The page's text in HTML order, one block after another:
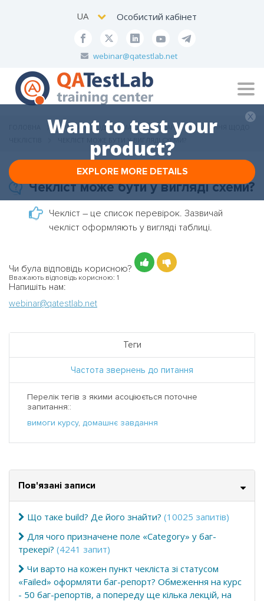
webinar@qatestlab.net
UA Особистий кабінет
Want to test your
product?
EXPLORE MORE DETAILS
ПИТАННЯ ЩОДО ДОМАШНІХ ЗАВДАНЬ
ПИТАННЯ ЩОДО
ЧЕКЛІСТ МОЖЕ БУТИ У ВИГЛЯДІ СХЕМИ?
Чекліст може бути у вигляді схеми?
Чекліст – це список перевірок. Зазвичай
чекліст оформляють у вигляді таблиці.
Чи була відповідь корисною?
Вважають відповідь корисною: 1
Напишіть нам:
webinar@qatestlab.net
Теги
Частота звернень до питання
Перелік тегів з якими асоціюється поточне
запитання::
вимоги курсу, домашнє завдання
Пов'язані записи
Що таке build? Де його знайти? (10025 запитів)
Для чого призначене поле «Category» у баг-
трекері? (4241 запит)
Чи варто на кожен пункт чекліста зі статусом
«Failed» оформляти баг-репорт? Обмеження на курс
- 50 баг-репортів, а попереду ще кілька лекцій, на